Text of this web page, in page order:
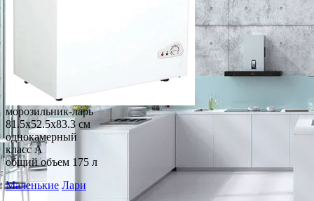
морозильник-ларь
81.5x52.5x83.3 см
однокамерный
класс A
общий объем 175 л
Маленькие Лари